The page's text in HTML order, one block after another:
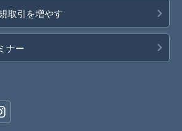
取引を増やす
ナー